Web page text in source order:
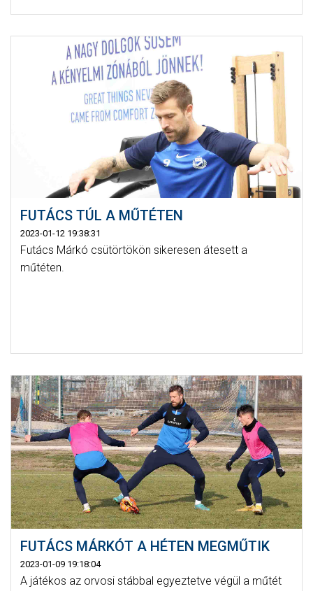
FUTÁCS TÚL A MŰTÉTEN
2023-01-12 19:38:31
Futács Márkó csütörtökön sikeresen átesett a
műtéten.
FUTÁCS MÁRKÓT A HÉTEN MEGMŰTIK
2023-01-09 19:18:04
A játékos az orvosi stábbal egyeztetve végül a műtét